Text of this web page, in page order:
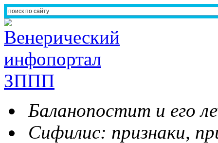
Баланопостит и его
Сифилис: признаки,